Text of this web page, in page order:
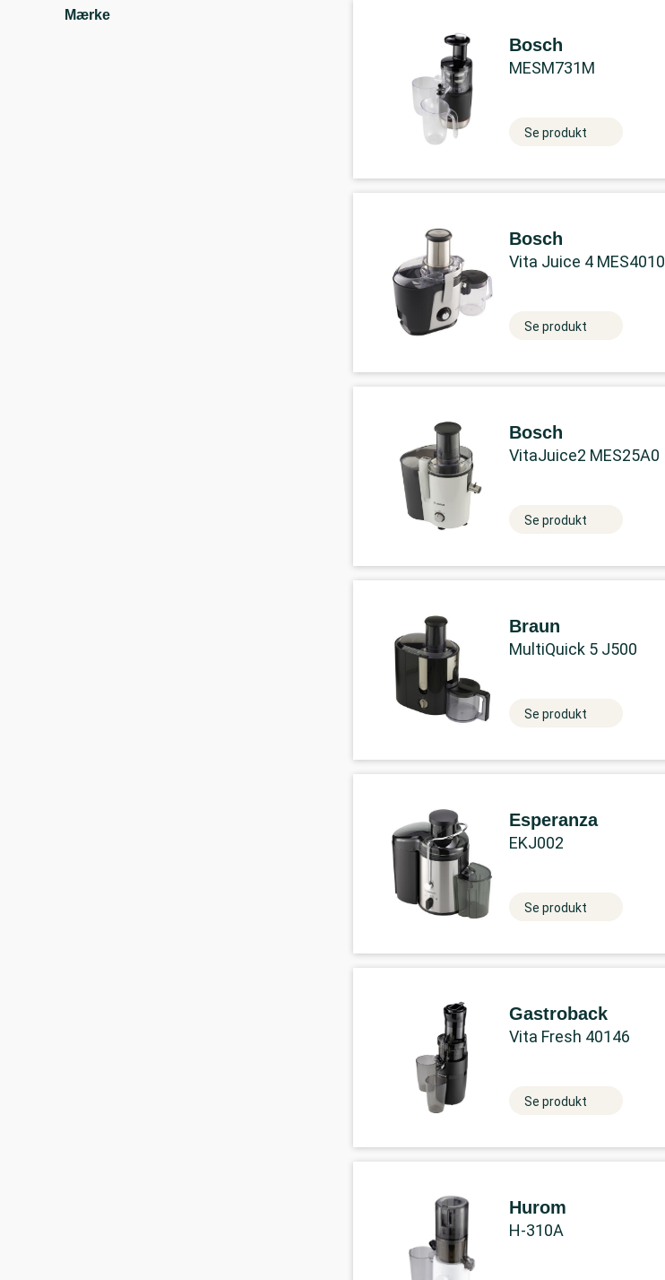
Mærke
Bosch
MESM731M
Se produkt
Bosch
Vita Juice 4 MES4010
Se produkt
Bosch
VitaJuice2 MES25A0
Se produkt
Braun
MultiQuick 5 J500
Se produkt
Esperanza
EKJ002
Se produkt
Gastroback
Vita Fresh 40146
Se produkt
Hurom
H-310A